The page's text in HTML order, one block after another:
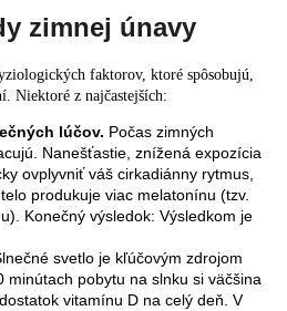
zimnej únavy
faktorov, ktoré spôsobujú,
Niektoré z najčastejších:
lúčov. Počas zimných
Nanešťastie, znížená expozícia
ovplyvniť váš cirkadiánny rytmus,
produkuje viac melatonínu (tzv.
Konečný výsledok: Výsledkom je
svetlo je kľúčovým zdrojom
minútach pobytu na slnku si väčšina
vitamínu D na celý deň. V